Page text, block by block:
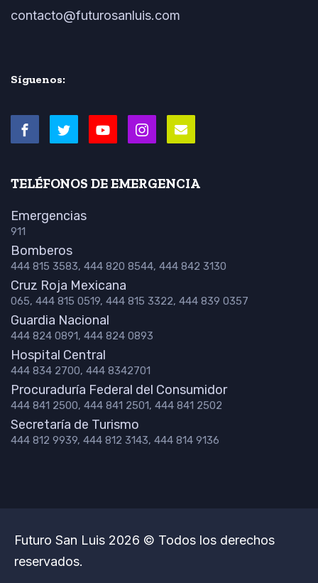
contacto@futurosanluis.com
Síguenos:
TELÉFONOS DE EMERGENCIA
Emergencias
911
Bomberos
444 815 3583, 444 820 8544, 444 842 3130
Cruz Roja Mexicana
065, 444 815 0519, 444 815 3322, 444 839 0357
Guardia Nacional
444 824 0891, 444 824 0893
Hospital Central
444 834 2700, 444 8342701
Procuraduría Federal del Consumidor
444 841 2500, 444 841 2501, 444 841 2502
Secretaría de Turismo
444 812 9939, 444 812 3143, 444 814 9136
Futuro San Luis 2026 © Todos los derechos
reservados.